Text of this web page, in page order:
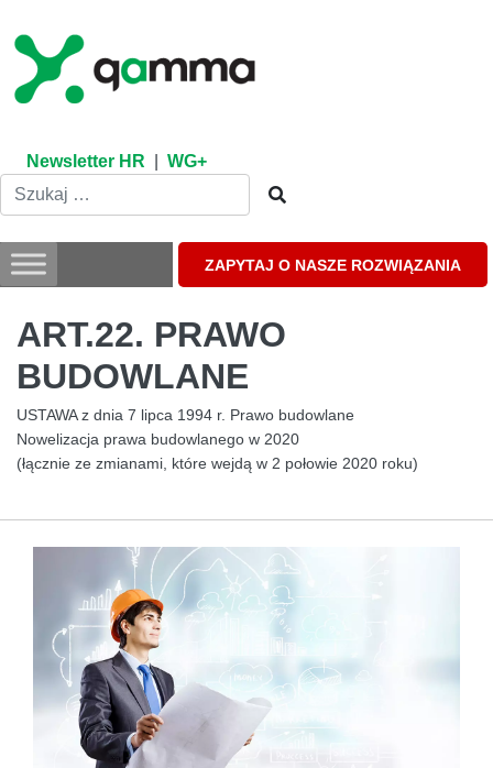
content
Newsletter HR WG+
ZAPYTAJ O NASZE ROZWIĄZANIA
ART.22. PRAWO
BUDOWLANE
USTAWA z dnia 7 lipca 1994 r. Prawo budowlane
Nowelizacja prawa budowlanego w 2020
(łącznie ze zmianami, które wejdą w 2 połowie 2020 roku)